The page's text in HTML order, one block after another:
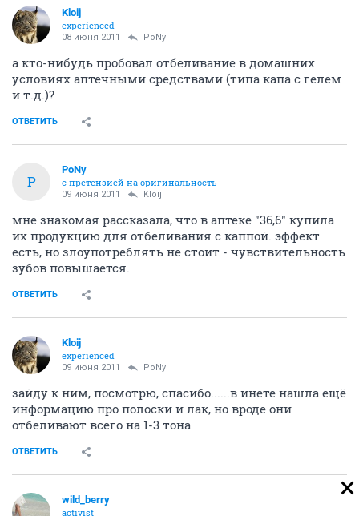
Kloij
experienced
08 июня 2011 PoNy
а кто-нибудь пробовал отбеливание в домашних
условиях аптечными средствами (типа капа с гелем
и т.д.)?
ОТВЕТИТЬ
P
PoNy
с претензией на оригинальность
09 июня 2011 Kloij
мне знакомая рассказала, что в аптеке "36,6" купила
их продукцию для отбеливания с каппой. эффект
есть, но злоупотреблять не стоит - чувствительность
зубов повышается.
ОТВЕТИТЬ
Kloij
experienced
09 июня 2011 PoNy
зайду к ним, посмотрю, спасибо......в инете нашла ещё
информацию про полоски и лак, но вроде они
отбеливают всего на 1-3 тона
ОТВЕТИТЬ
wild_berry
activist